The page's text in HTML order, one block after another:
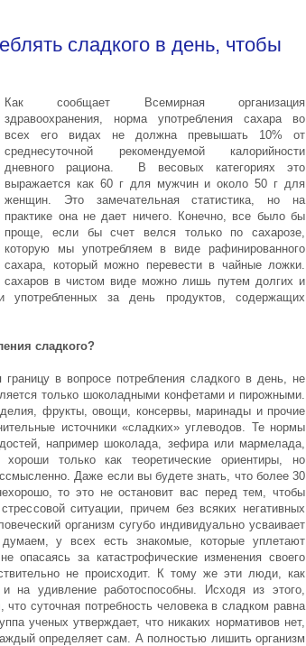
сладкого в день, чтобы
Как сообщает Всемирная организация
здравоохранения, норма употребления сахара во
всех его видах не должна превышать 10% от
среднесуточной рекомендуемой калорийности
дневного рациона. В весовых категориях это
выражается как 60 г для мужчин и около 50 г для
женщин. Это замечательная статистика, но на
практике она не дает ничего. Конечно, все было бы
проще, если бы счет велся только по сахарозе,
которую мы употребляем в виде рафинированного
сахара, который можно перевести в чайные ложки.
сахаров в чистом виде можно лишь путем долгих и
употребленных за день продуктов, содержащих
сладкого?
в вопросе потребления сладкого в день, не
только шоколадными конфетами и пирожными.
фрукты, овощи, консервы, маринады и прочие
источники «сладких» углеводов. Те нормы
например шоколада, зефира или мармелада,
хороши только как теоретические ориентиры, но
Даже если вы будете знать, что более 30
то это не остановит вас перед тем, чтобы
ситуации, причем без всяких негативных
организм сугубо индивидуально усваивает
у всех есть знакомые, которые уплетают
опасаясь за катастрофические изменения своего
не происходит. К тому же эти люди, как
на удивление работоспособны. Исходя из этого,
суточная потребность человека в сладком равна
ученых утверждает, что никаких нормативов нет,
определяет сам. А полностью лишить организм